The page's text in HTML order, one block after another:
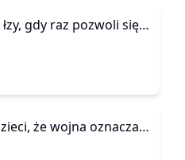
Człowiek naraża się na łzy, gdy raz pozwoli się oswoić.
„Może zamiast uczyć dzieci, że wojna oznacza chwałę i bohaterstwo należałoby je uczyć, że prawdziwą chwałą jest zapobieganie wojnie a bohaterami ludzie, którzy potrafią tego dokonać. A nie ci, którzy ją wszczynają„